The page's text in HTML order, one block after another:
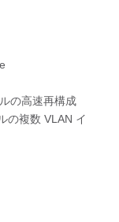
の高速再構成
の複数 VLAN インス